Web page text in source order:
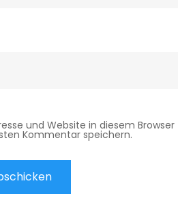
und Website in diesem Browser
Kommentar speichern.